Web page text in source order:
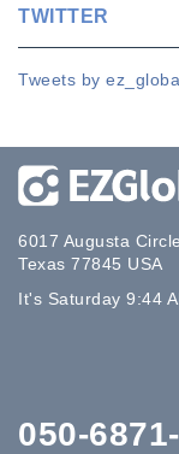
TWITTER
Tweets by
6017 Augusta
Texas 77845 USA
It's Saturday 9:44
050-